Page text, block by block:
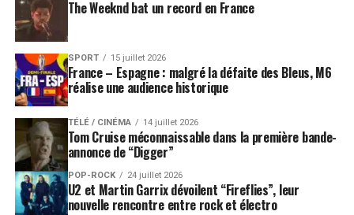
The Weeknd bat un record en France
SPORT 15 juillet 2026
France – Espagne : malgré la défaite des Bleus, M6
réalise une audience historique
TÉLÉ / CINÉMA 14 juillet 2026
Tom Cruise méconnaissable dans la première bande-
annonce de “Digger”
POP-ROCK 24 juillet 2026
U2 et Martin Garrix dévoilent “Fireflies”, leur
nouvelle rencontre entre rock et électro